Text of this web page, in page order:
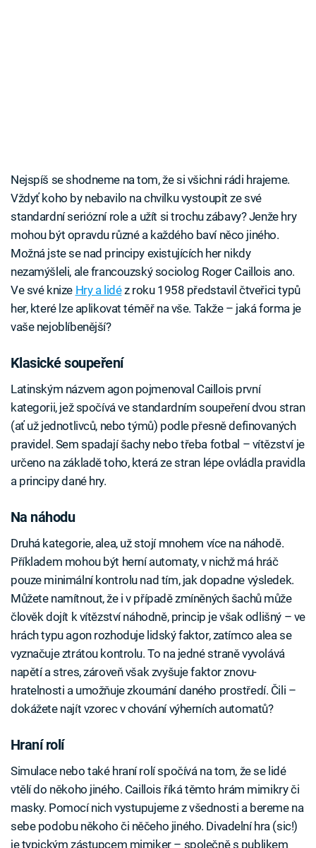
Nejspíš se shodneme na tom, že si všichni rádi hrajeme.
Vždyť koho by nebavilo na chvilku vystoupit ze své
standardní seriózní role a užít si trochu zábavy? Jenže hry
mohou být opravdu různé a každého baví něco jiného.
Možná jste se nad principy existujících her nikdy
nezamýšleli, ale francouzský sociolog Roger Caillois ano.
Ve své knize Hry a lidéz roku 1958 představil čtveřici typů
her, které lze aplikovat téměř na vše. Takže – jaká forma je
vaše nejoblíbenější?
Klasické soupeření
Latinským názvem agon pojmenoval Caillois první
kategorii, jež spočívá ve standardním soupeření dvou stran
(ať už jednotlivců, nebo týmů) podle přesně definovaných
pravidel. Sem spadají šachy nebo třeba fotbal – vítězství je
určeno na základě toho, která ze stran lépe ovládla pravidla
a principy dané hry.
Na náhodu
Druhá kategorie, alea, už stojí mnohem více na náhodě.
Příkladem mohou být herní automaty, v nichž má hráč
pouze minimální kontrolu nad tím, jak dopadne výsledek.
Můžete namítnout, že i v případě zmíněných šachů může
člověk dojít k vítězství náhodně, princip je však odlišný – ve
hrách typu agon rozhoduje lidský faktor, zatímco alea se
vyznačuje ztrátou kontrolu. To na jedné straně vyvolává
napětí a stres, zároveň však zvyšuje faktor znovu-
hratelnosti a umožňuje zkoumání daného prostředí. Čili –
dokážete najít vzorec v chování výherních automatů?
Hraní rolí
Simulace nebo také hraní rolí spočívá na tom, že se lidé
vtělí do někoho jiného. Caillois říká těmto hrám mimikry či
masky. Pomocí nich vystupujeme z všednosti a bereme na
sebe podobu někoho či něčeho jiného. Divadelní hra (sic!)
je typickým zástupcem mimiker – společně s publikem